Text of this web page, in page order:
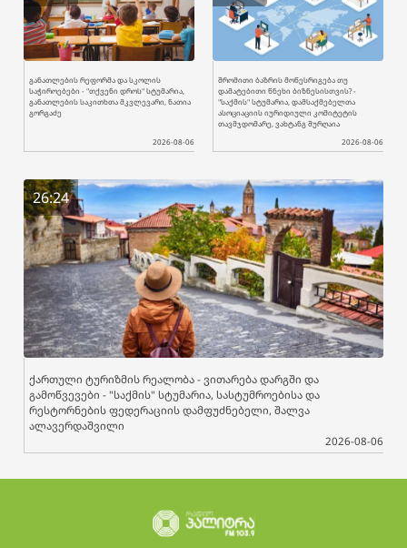
განათლების რეფორმა და სკოლის
საჭიროებები - "თქვენი დროს" სტუმარია,
განათლების საკითხთა მკვლევარი, ნათია
გორგაძე
2026-08-06
შრომითი ბაზრის მოწესრიგება თუ
დამატებითი წნეხი ბიზნესისთვის? -
"საქმის" სტუმარია, დამსაქმებელთა
ასოციაციის იურიდიული კომიტეტის
თავმჯდომარე, ვახტანგ შურღაია
2026-08-06
26:24
ქართული ტურიზმის რეალობა - ვითარება დარგში და
გამოწვევები - "საქმის" სტუმარია, სასტუმროებისა და
რესტორნების ფედერაციის დამფუძნებელი, შალვა
ალავერდაშვილი
2026-08-06